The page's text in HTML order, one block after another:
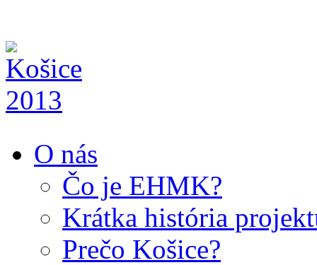
O nás
Čo je EHMK?
Krátka história
Prečo Košice?